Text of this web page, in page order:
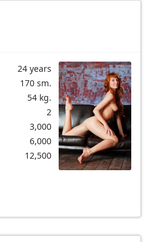
24 years
170 sm.
54 kg.
2
3,000
6,000
12,500